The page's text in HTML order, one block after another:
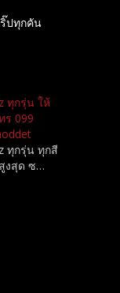
ปทุกคัน
ทุกรุ่น ให้
ร 099
ทุกรุ่น ทุกสี
งสุด ซ…